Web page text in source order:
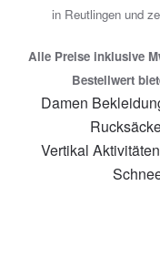
in Reutlingen und
Alle Preise inklusive
Bestellwert
Damen
Vertikal Aktivitäten